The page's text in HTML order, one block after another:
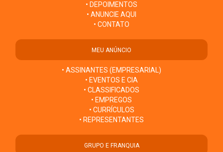
• DEPOIMENTOS
• ANUNCIE AQUI
• CONTATO
MEU ANÚNCIO
• ASSINANTES (EMPRESARIAL)
• EVENTOS E CIA
• CLASSIFICADOS
• EMPREGOS
• CURRÍCULOS
• REPRESENTANTES
GRUPO E FRANQUIA